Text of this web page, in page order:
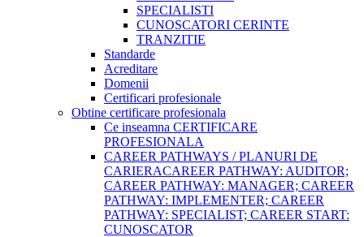
SPECIALISTI
CUNOSCATORI CERINTE
TRANZITIE
Standarde
Acreditare
Domenii
Certificari profesionale
Obtine certificare profesionala
Ce inseamna CERTIFICARE
PROFESIONALA
CAREER PATHWAYS / PLANURI DE
CARIERACAREER PATHWAY: AUDITOR;
CAREER PATHWAY: MANAGER; CAREER
PATHWAY: IMPLEMENTER; CAREER
PATHWAY: SPECIALIST; CAREER START:
CUNOSCATOR